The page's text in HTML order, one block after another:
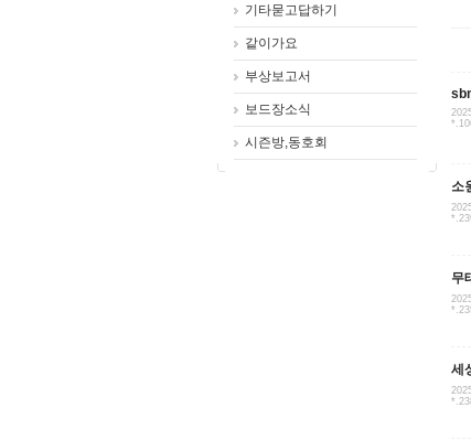
기타묻고답하기
같이가요
부상보고서
보드장소식
시즌방,동호회
소
무
세